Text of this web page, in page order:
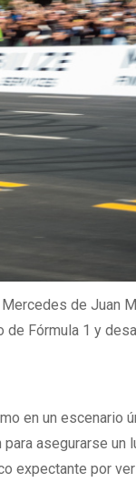
de Juan
de Fórmula 1 y
en un escenario
asegurarse un
expectante por